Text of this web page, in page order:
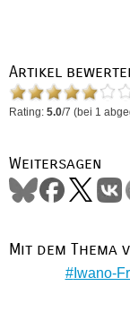
Artikel
Rating: 5.0/7 (bei 1
Weitersagen
Mit dem
Iwano-